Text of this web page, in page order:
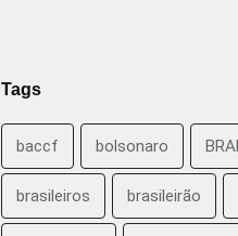
Tags
baccf bolsonaro
brasileiros brasileirão